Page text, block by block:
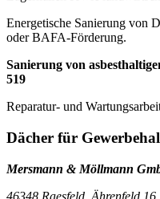
Energetische Sanierung von
oder BAFA-Förderung.
Sanierung von
519
Reparatur- und
Dächer für
Mersmann & Möllmann
46348 Raesfeld, Ährenfeld 16